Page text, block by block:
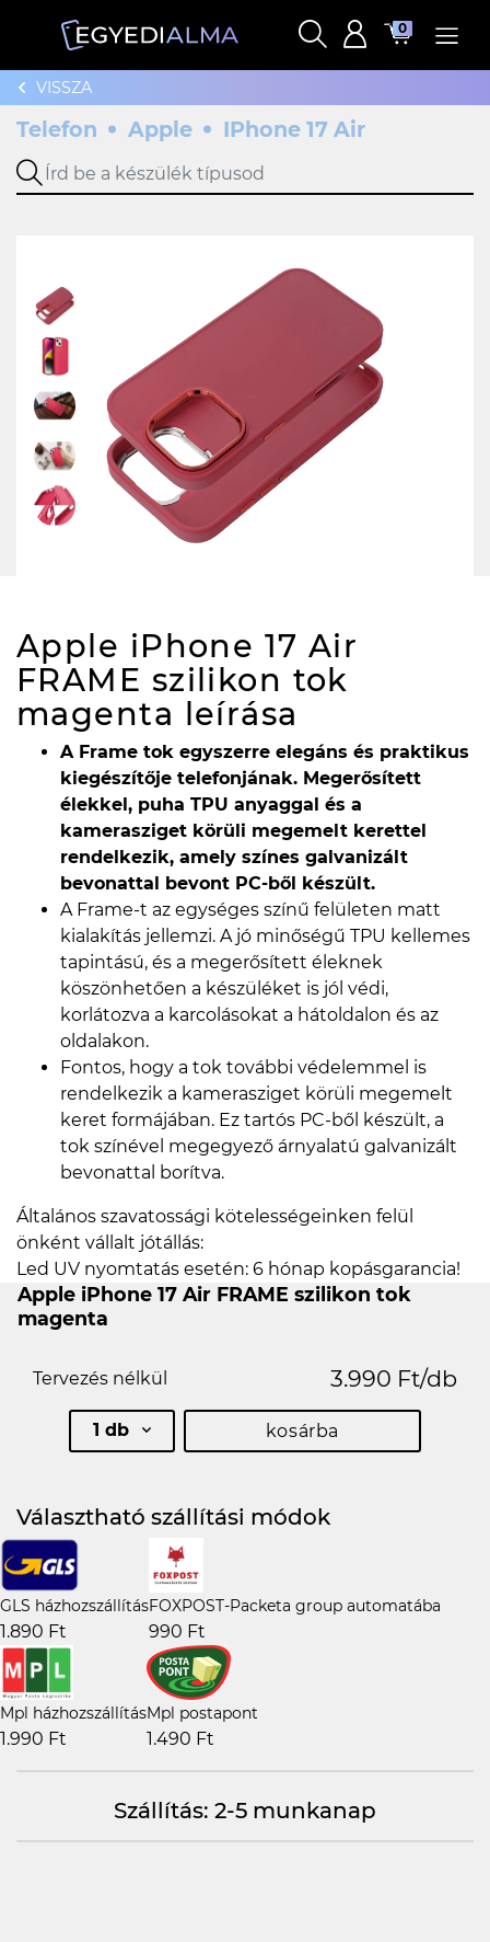
0
VISSZA
Telefon Apple IPhone 17 Air
Apple iPhone 17 Air
FRAME szilikon tok
magenta leírása
A Frame tok egyszerre elegáns és praktikus
kiegészítője telefonjának. Megerősített
élekkel, puha TPU anyaggal és a
kamerasziget körüli megemelt kerettel
rendelkezik, amely színes galvanizált
bevonattal bevont PC-ből készült.
A Frame-t az egységes színű felületen matt
kialakítás jellemzi. A jó minőségű TPU kellemes
tapintású, és a megerősített éleknek
köszönhetően a készüléket is jól védi,
korlátozva a karcolásokat a hátoldalon és az
oldalakon.
Fontos, hogy a tok további védelemmel is
rendelkezik a kamerasziget körüli megemelt
keret formájában. Ez tartós PC-ből készült, a
tok színével megegyező árnyalatú galvanizált
bevonattal borítva.
Általános szavatossági kötelességeinken felül
önként vállalt jótállás:
Led UV nyomtatás esetén: 6 hónap kopásgarancia!
Apple iPhone 17 Air FRAME szilikon tok
magenta
Tervezés nélkül 3.990 Ft/db
1 db kosárba
Választható szállítási módok
GLS házhozszállítás
1.890 Ft
FOXPOST-Packeta group automatába
990 Ft
Mpl házhozszállítás
1.990 Ft
Mpl postapont
1.490 Ft
Szállítás: 2-5 munkanap